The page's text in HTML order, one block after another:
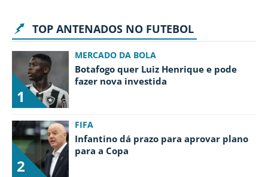
TOP ANTENADOS NO FUTEBOL
1
MERCADO DA BOLA
Botafogo quer Luiz Henrique e pode
fazer nova investida
2
FIFA
Infantino dá prazo para aprovar plano
para a Copa